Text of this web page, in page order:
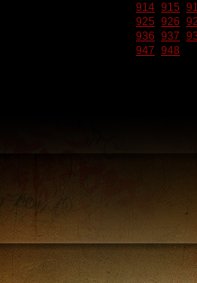
914 915
925 926
936 937
947 948